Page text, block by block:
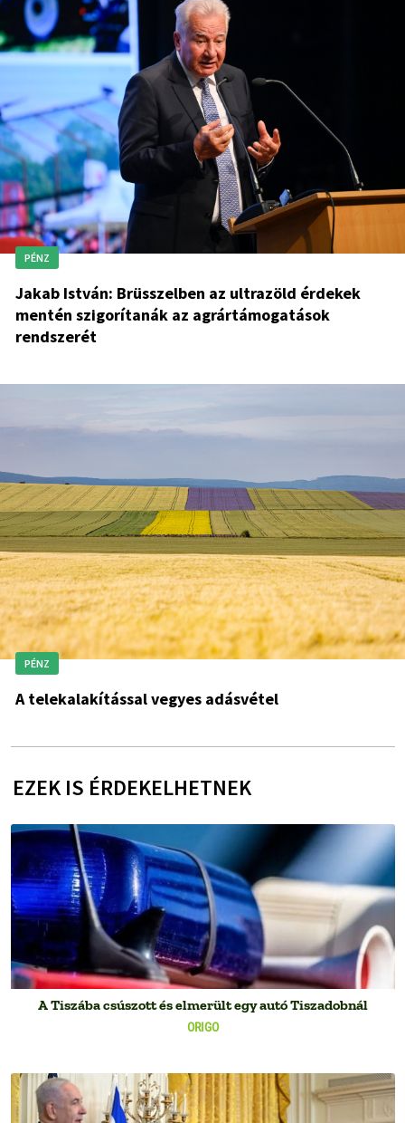
PÉNZ
Jakab István: Brüsszelben az ultrazöld érdekek
mentén szigorítanák az agrártámogatások
rendszerét
PÉNZ
A telekalakítással vegyes adásvétel
EZEK IS ÉRDEKELHETNEK
ORIGO
A Tiszába csúszott és elmerült egy autó Tiszadobnál